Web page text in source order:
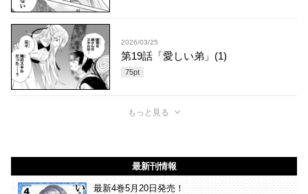
2026/03/25
第19話「愛しい弟」(1)
75pt
もっと見る
最新刊情報
最新4巻5月20日発売！